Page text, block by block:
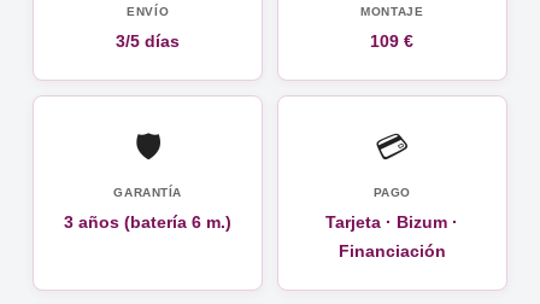
ENVÍO
3/5 días
MONTAJE
109 €
🛡️
GARANTÍA
3 años (batería 6 m.)
💳
PAGO
Tarjeta · Bizum ·
Financiación